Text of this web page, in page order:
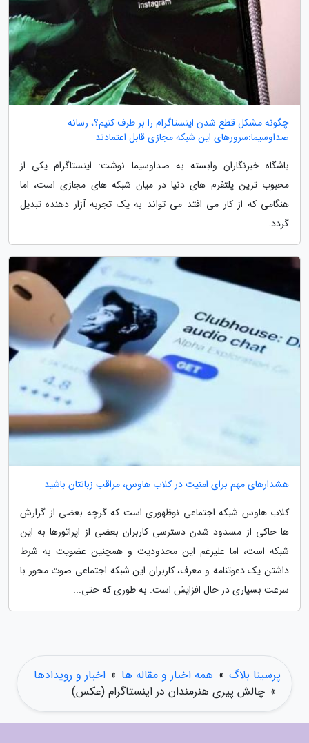
چگونه مشکل قطع شدن اینستاگرام را بر طرف کنیم؟، رسانه
صداوسیما:سرورهای این شبکه مجازی قابل اعتمادند
باشگاه خبرنگاران وابسته به صداوسیما نوشت: اینستاگرام یکی از
محبوب ترین پلتفرم های دنیا در میان شبکه های مجازی است، اما
هنگامی که از کار می ­افتد می­ تواند به یک تجربه آزار دهنده تبدیل
گردد.
هشدارهای مهم برای امنیت در کلاب هاوس، مراقب زبانتان باشید
کلاب هاوس شبکه اجتماعی نوظهوری است که گرچه بعضی از گزارش
ها حاکی از مسدود شدن دسترسی کاربران بعضی از اپراتورها به این
شبکه است، اما علیرغم این محدودیت و همچنین عضویت به شرط
داشتن یک دعوتنامه و معرف، کاربران این شبکه اجتماعی صوت محور با
سرعت بسیاری در حال افزایش است. به طوری که حتی...
پرسینا بلاگ » همه اخبار و مقاله ها » اخبار و رویدادها
» چالش پیری هنرمندان در اینستاگرام (عکس)